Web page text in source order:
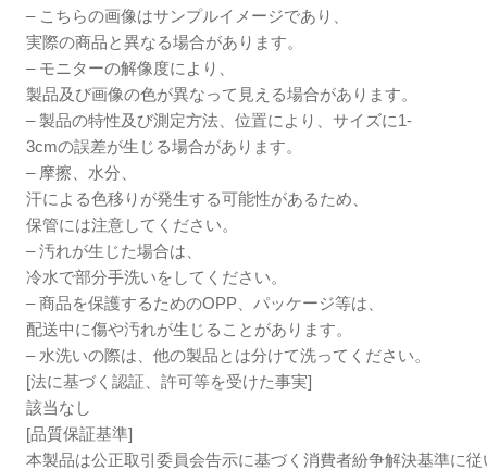
– こちらの画像はサンプルイメージであり、
実際の商品と異なる場合があります。
– モニターの解像度により、
製品及び画像の色が異なって見える場合があります。
– 製品の特性及び測定方法、位置により、サイズに1-
3cmの誤差が生じる場合があります。
– 摩擦、水分、
汗による色移りが発生する可能性があるため、
保管には注意してください。
– 汚れが生じた場合は、
冷水で部分手洗いをしてください。
– 商品を保護するためのOPP、パッケージ等は、
配送中に傷や汚れが生じることがあります。
– 水洗いの際は、他の製品とは分けて洗ってください。
[法に基づく認証、許可等を受けた事実]
該当なし
[品質保証基準]
本製品は公正取引委員会告示に基づく消費者紛争解決基準に従